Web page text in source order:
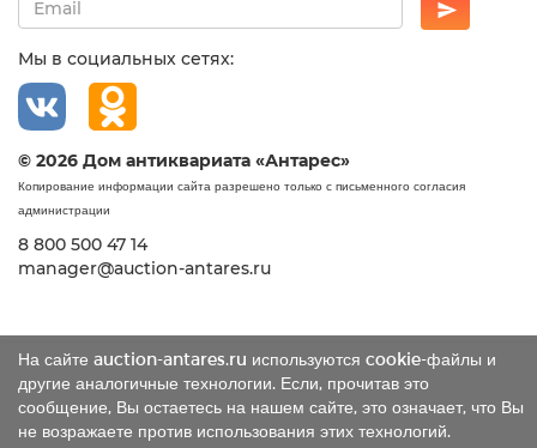
На сайте auction-antares.ru используются cookie-файлы и
другие аналогичные технологии. Если, прочитав это
сообщение, Вы остаетесь на нашем сайте, это означает, что Вы
не возражаете против использования этих технологий.
Мы в социальных сетях:
© 2026 Дом антиквариата «Антарес»
Копирование информации сайта разрешено только с письменного согласия
администрации
8 800 500 47 14
manager@auction-antares.ru